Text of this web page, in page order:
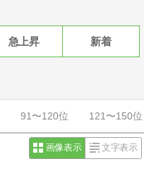
急上昇 新着
91〜120位 121〜150位
画像表示 文字表示